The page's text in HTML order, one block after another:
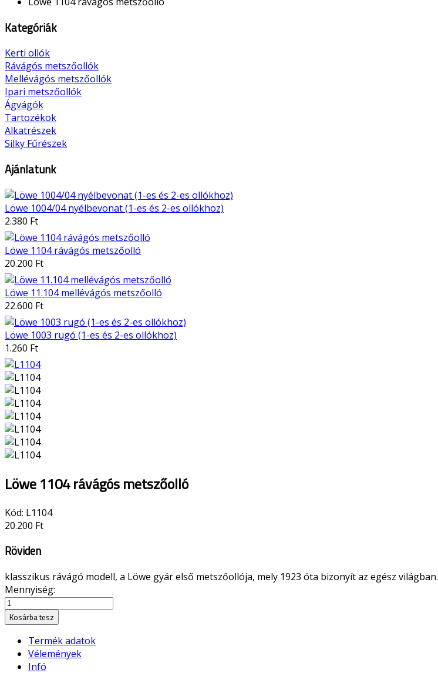
Kategóriák
Kerti ollók
Rávágós metszőollók
Mellévágós metszőollók
Ipari metszőollók
Ágvágók
Tartozékok
Alkatrészek
Silky Fűrészek
Ajánlatunk
Löwe 1004/04 nyélbevonat (1-es és 2-es ollókhoz)
2.380 Ft
Löwe 1104 rávágós metszőolló
20.200 Ft
Löwe 11.104 mellévágós metszőolló
22.600 Ft
Löwe 1003 rugó (1-es és 2-es ollókhoz)
1.260 Ft
Löwe 1104 rávágós metszőolló
Kód: L1104
20.200 Ft
Röviden
klasszikus rávágó modell, a Löwe gyár első metszőollója, mely 1923 óta bizonyít az egész világban.
Mennyiség:
Kosárba tesz
Termék adatok
Vélemények
Infó